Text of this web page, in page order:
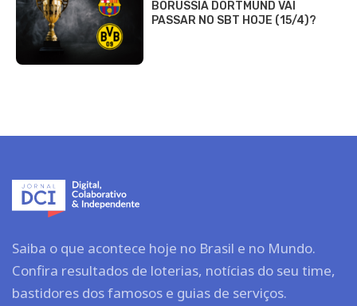
BORUSSIA DORTMUND VAI
PASSAR NO SBT HOJE (15/4)?
Saiba o que acontece hoje no Brasil e no Mundo.
Confira resultados de loterias, notícias do seu time,
bastidores dos famosos e guias de serviços.